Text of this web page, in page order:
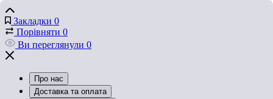
Закладки 0
Порівняти 0
Ви переглянули 0
Про нас
Доставка та оплата